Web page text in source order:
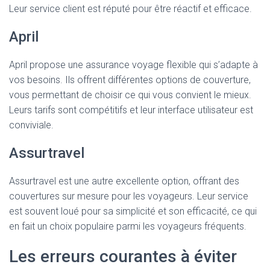
Leur service client est réputé pour être réactif et efficace.
April
April propose une assurance voyage flexible qui s’adapte à
vos besoins. Ils offrent différentes options de couverture,
vous permettant de choisir ce qui vous convient le mieux.
Leurs tarifs sont compétitifs et leur interface utilisateur est
conviviale.
Assurtravel
Assurtravel est une autre excellente option, offrant des
couvertures sur mesure pour les voyageurs. Leur service
est souvent loué pour sa simplicité et son efficacité, ce qui
en fait un choix populaire parmi les voyageurs fréquents.
Les erreurs courantes à éviter